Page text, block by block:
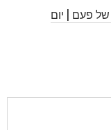
פעם | יום